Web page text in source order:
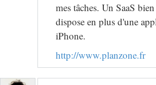
mes tâches. Un SaaS
dispose en plus d'une
iPhone.
http://www.planzone.fr